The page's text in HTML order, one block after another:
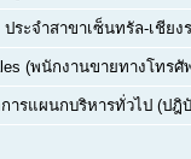
ระจำสาขาเซ็นทรัล-เชียง
(พนักงานขายทางโทร
ารแผนกบริหารทั่วไป (ปฎิ